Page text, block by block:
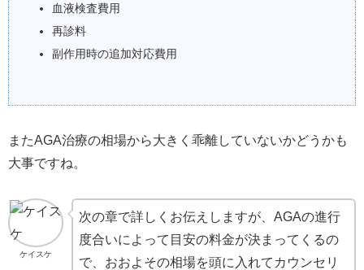
血液検査費用
再診料
副作用時の追加対応費用
またAGA治療の相場から大きく乖離していないかどうかも
大事ですね。
ケイスケ
次の章で詳しくお伝えしますが、AGAの進行
度合いによって目安の料金が決まってくるの
で、おおよその相場を頭に入れてカウンセリ